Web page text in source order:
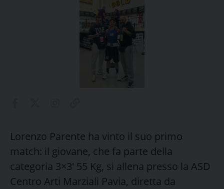
Lorenzo Parente ha vinto il suo primo
match: il giovane, che fa parte della
categoria 3×3′ 55 Kg, si allena presso la ASD
Centro Arti Marziali Pavia, diretta da